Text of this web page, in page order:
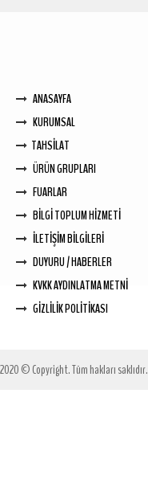
ANASAYFA
KURUMSAL
TAHSİLAT
ÜRÜN GRUPLARI
FUARLAR
BİLGİ TOPLUM HİZMETİ
İLETİŞİM BİLGİLERİ
DUYURU / HABERLER
KVKK AYDINLATMA METNİ
GİZLİLİK POLİTİKASI
2020 © Copyright. Tüm hakları saklıdır.